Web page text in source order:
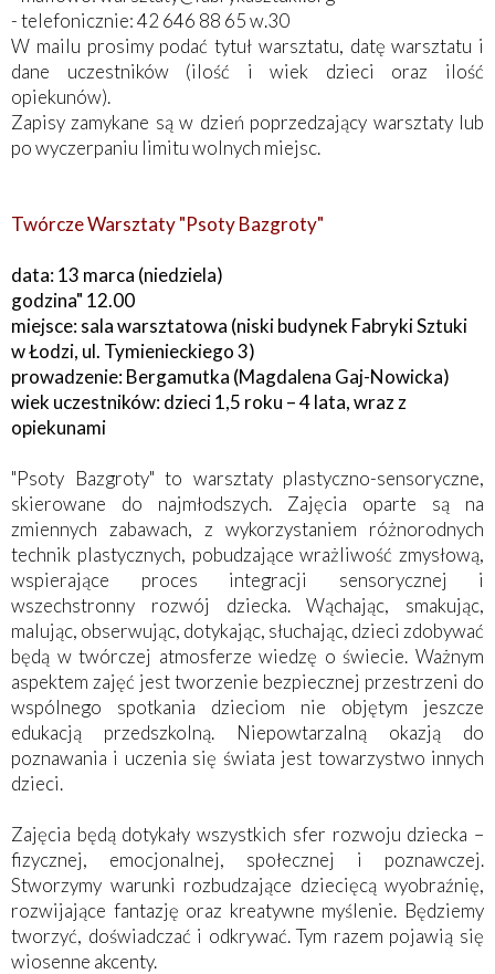
- telefonicznie: 42 646 88 65 w.30
W mailu prosimy podać tytuł warsztatu, datę warsztatu i
dane uczestników (ilość i wiek dzieci oraz ilość
opiekunów).
Zapisy zamykane są w dzień poprzedzający warsztaty lub
po wyczerpaniu limitu wolnych miejsc.
Twórcze Warsztaty "Psoty Bazgroty"
data: 13 marca (niedziela)
godzina" 12.00
miejsce: sala warsztatowa (niski budynek Fabryki Sztuki
w Łodzi, ul. Tymienieckiego 3)
prowadzenie: Bergamutka (Magdalena Gaj-Nowicka)
wiek uczestników: dzieci 1,5 roku – 4 lata, wraz z
opiekunami
"Psoty Bazgroty" to warsztaty plastyczno-sensoryczne,
skierowane do najmłodszych. Zajęcia oparte są na
zmiennych zabawach, z wykorzystaniem różnorodnych
technik plastycznych, pobudzające wrażliwość zmysłową,
wspierające proces integracji sensorycznej i
wszechstronny rozwój dziecka. Wąchając, smakując,
malując, obserwując, dotykając, słuchając, dzieci zdobywać
będą w twórczej atmosferze wiedzę o świecie. Ważnym
aspektem zajęć jest tworzenie bezpiecznej przestrzeni do
wspólnego spotkania dzieciom nie objętym jeszcze
edukacją przedszkolną. Niepowtarzalną okazją do
poznawania i uczenia się świata jest towarzystwo innych
dzieci.
Zajęcia będą dotykały wszystkich sfer rozwoju dziecka –
fizycznej, emocjonalnej, społecznej i poznawczej.
Stworzymy warunki rozbudzające dziecięcą wyobraźnię,
rozwijające fantazję oraz kreatywne myślenie. Będziemy
tworzyć, doświadczać i odkrywać. Tym razem pojawią się
wiosenne akcenty.